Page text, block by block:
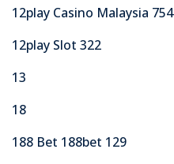
12play Casino Malaysia 754
12play Slot 322
13
18
188 Bet 188bet 129